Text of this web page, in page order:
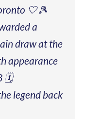
🤍🎾
a
draw at the
appearance
🗓️
legend back